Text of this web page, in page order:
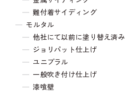
難付着サイディング
モルタル
他社にて以前に塗り替え済み
ジョリパット仕上げ
ユニプラル
一般吹き付け仕上げ
漆喰壁